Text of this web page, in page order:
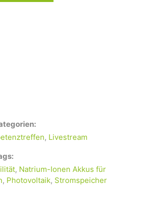
, Livestream
, Natrium-Ionen Akkus für
, Photovoltaik, Stromspeicher